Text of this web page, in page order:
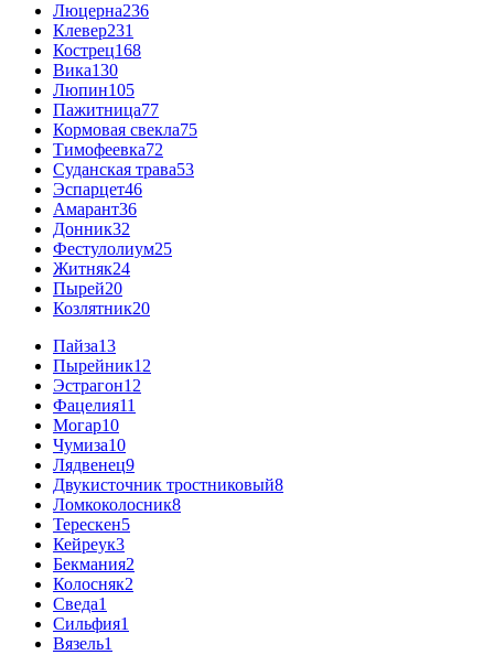
Люцерна236
Клевер231
Кострец168
Вика130
Люпин105
Пажитница77
Кормовая свекла75
Тимофеевка72
Суданская трава53
Эспарцет46
Амарант36
Донник32
Фестулолиум25
Житняк24
Пырей20
Козлятник20
Пайза13
Пырейник12
Эстрагон12
Фацелия11
Могар10
Чумиза10
Лядвенец9
Двукисточник тростниковый8
Ломкоколосник8
Терескен5
Кейреук3
Бекмания2
Колосняк2
Сведа1
Сильфия1
Вязель1